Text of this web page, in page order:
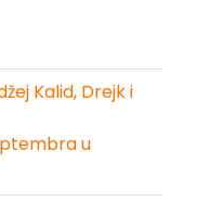
Kalid, Drejk i
u